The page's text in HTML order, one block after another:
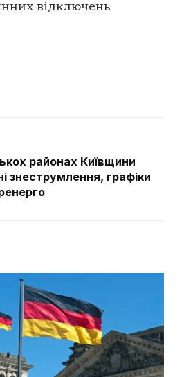
відключень
районах Київщини
знеструмлення, графіки